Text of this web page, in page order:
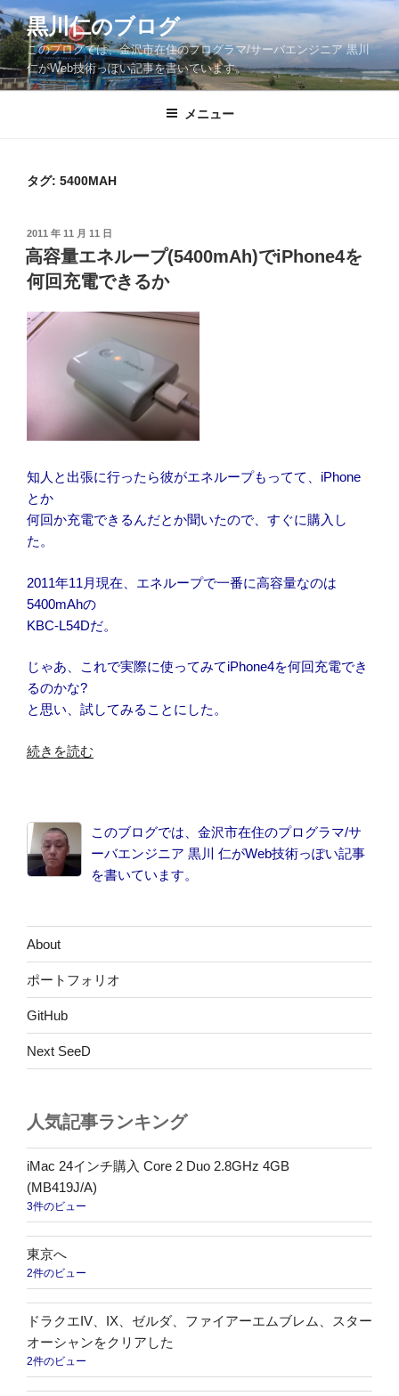
コ
ン
テ
ン
ツ
黒川仁のブログ
このブログでは、金沢市在住のプログラマ/サーバエンジニア 黒川
仁がWeb技術っぽい記事を書いています。
メニュー
タグ: 5400MAH
投
稿
日:
2011 年 11 月 11 日
高容量エネループ(5400mAh)でiPhone4を
何回充電できるか
知人と出張に行ったら彼がエネループもってて、iPhone
とか
何回か充電できるんだとか聞いたので、すぐに購入し
た。
2011年11月現在、エネループで一番に高容量なのは
5400mAhの
KBC-L54Dだ。
じゃあ、これで実際に使ってみてiPhone4を何回充電でき
るのかな?
と思い、試してみることにした。
“高
ネ
ル
ー
で
iPhone4
を
充
電
き
る
続きを読む
このブログでは、金沢市在住のプログラマ/サ
ーバエンジニア 黒川 仁がWeb技術っぽい記事
を書いています。
About
ポートフォリオ
GitHub
Next SeeD
人気記事ランキング
iMac 24インチ購入 Core 2 Duo 2.8GHz 4GB
(MB419J/A)
3件のビュー
東京へ
2件のビュー
ドラクエIV、IX、ゼルダ、ファイアーエムブレム、スター
オーシャンをクリアした
2件のビュー